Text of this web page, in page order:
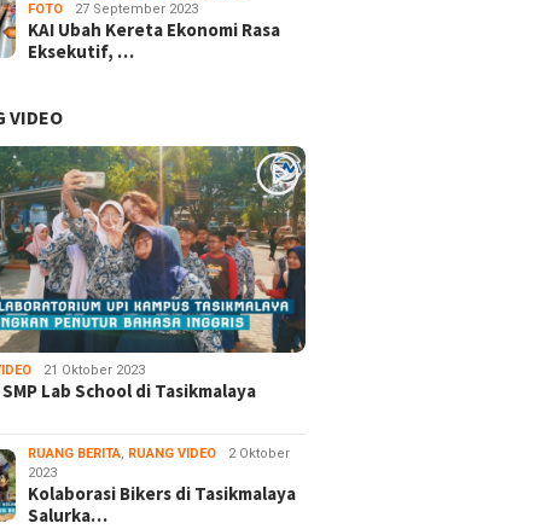
FOTO
27 September 2023
KAI Ubah Kereta Ekonomi Rasa
Eksekutif, …
VIDEO
21 Oktober 2023
Lab School di Tasikmalaya
RUANG BERITA, RUANG VIDEO
2 Oktober
2023
Kolaborasi Bikers di Tasikmalaya
Salurka…